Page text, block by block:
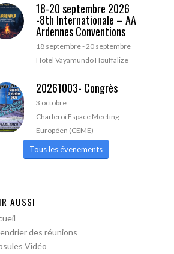
18-20 septembre 2026
-8th Internationale – AA
Ardennes Conventions
18 septembre-20 septembre
Hotel Vayamundo Houffalize
20261003- Congrès
3 octobre
Charleroi Espace Meeting
Européen (CEME)
Tous les évenements
AUSSI
des réunions
Vidéo